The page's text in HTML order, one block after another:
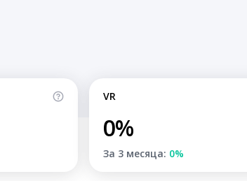
VR
0%
За 3 месяца: 0%